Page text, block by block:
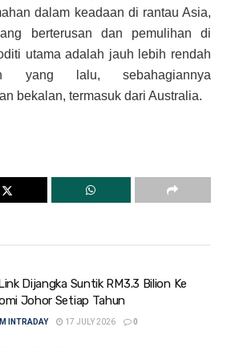
dalam keadaan di rantau Asia,
berterusan dan pemulihan di
utama adalah jauh lebih rendah
yang lalu, sebahagiannya
bekalan, termasuk dari Australia.
Dijangka Suntik RM3.3 Bilion Ke
Johor Setiap Tahun
INTRADAY 17 JULY 2026 0